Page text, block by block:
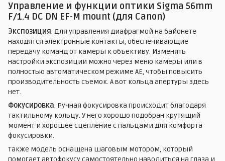
Управление и функции оптики Sigma 56mm
F/1.4 DC DN EF-M mount (для Canon)
Экспозиция. Для управления диафрагмой на байонете
находятся электронные контакты, обеспечивающие
передачу команд от камеры к объективу. Изменять
настройки экспозиции можно через меню камеры или в
полностью автоматическом режиме AE, чтобы повысить
производительность съемок. А вот кольца апертуры здесь
нет.
Фокусировка. Ручная фокусировка происходит благодаря
тактильному кольцу. У него хорошо подобран крутящий
момент и хорошее сцепление с пальцами для комфорта
фокусировки.
Также модель оснащена шаговым мотором, который
помогает автофокусу самостоятельно наводиться на глаза и